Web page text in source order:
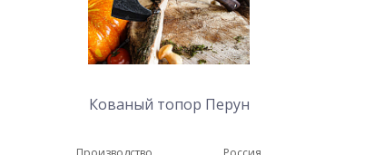
Кованый топор Перун